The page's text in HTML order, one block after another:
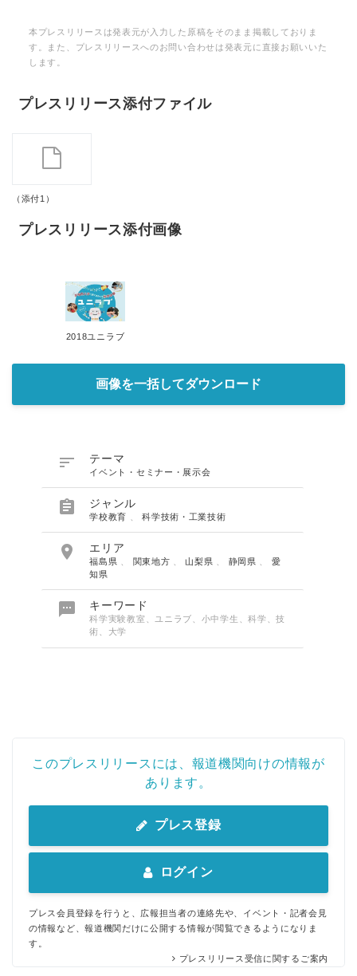
本プレスリリースは発表元が入力した原稿をそのまま掲載しておりま
す。また、プレスリリースへのお問い合わせは発表元に直接お願いいた
します。
プレスリリース添付ファイル
（添付1）
プレスリリース添付画像
2018ユニラブ
画像を一括してダウンロード
 テーマ
イベント・セミナー・展示会
 ジャンル
学校教育 、科学技術・工業技術
 エリア
福島県 関東地方 山梨県 静岡県
愛
知県
 キーワード
科学実験教室、ユニラブ、小中学生、科学、技
術、大学
このプレスリリースには、報道機関向けの情報が
あります。
プレス登録
ログイン
プレス会員登録を行うと、広報担当者の連絡先や、イベント・記者会見
の情報など、報道機関だけに公開する情報が閲覧できるようになりま
す。
プレスリリース受信に関するご案内